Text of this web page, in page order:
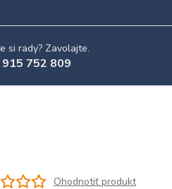
si rady? Zavolajte.
752 809
Ohodnotiť produkt